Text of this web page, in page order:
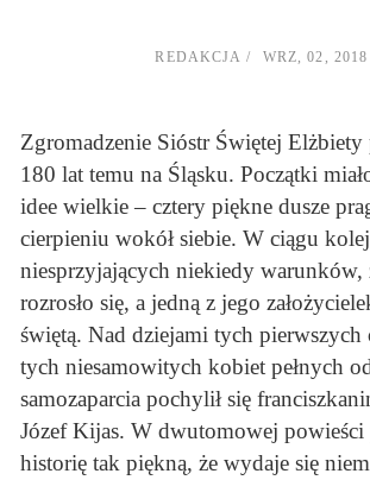
REDAKCJA WRZ, 02, 2018
Zgromadzenie Sióstr Świętej Elżbiety
180 lat temu na Śląsku. Początki
idee wielkie – cztery piękne dusze
cierpieniu wokół siebie. W ciągu
niesprzyjających niekiedy warunków,
rozrosło się, a jedną z jego
świętą. Nad dziejami tych pierwszych
tych niesamowitych kobiet pełnych
samozaparcia pochylił się
Józef Kijas. W dwutomowej powieści
historię tak piękną, że wydaje się